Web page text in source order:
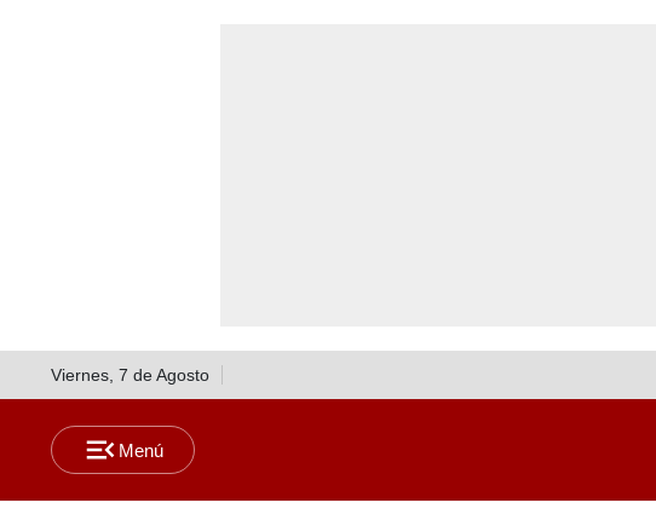
Viernes, 7 de Agosto